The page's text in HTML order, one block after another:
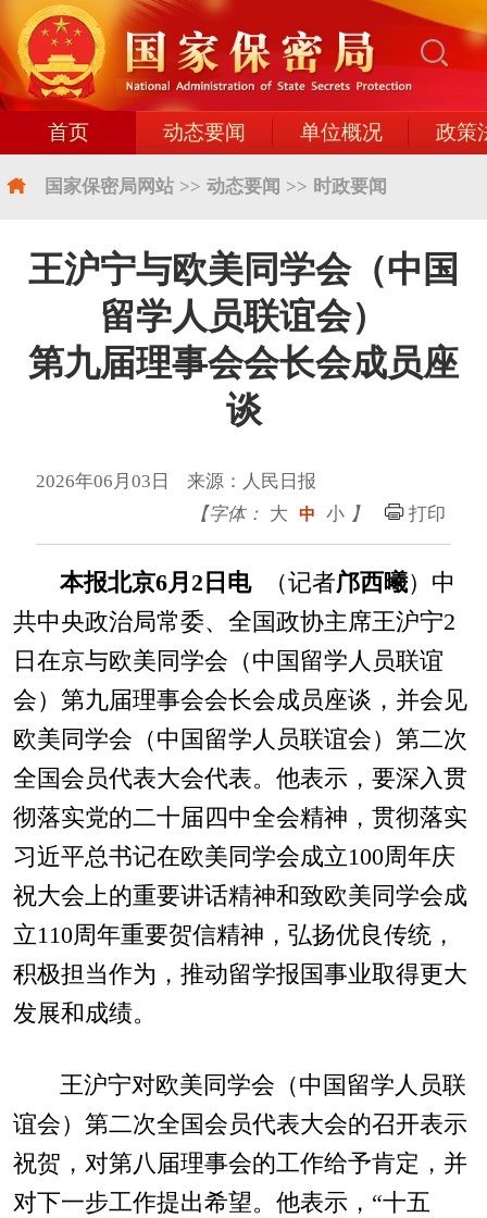
首页 动态要闻 单位概况 政策
国家保密局网站 >> 动态要闻 >> 时政要闻
王沪宁与欧美同学会（中国
留学人员联谊会）
第九届理事会会长会成员座
谈
2026年06月03日 来源：人民日报
【字体： 大 中 小 】 打印
本报北京6月2日电（记者邝西曦）中
共中央政治局常委、全国政协主席王沪宁2
日在京与欧美同学会（中国留学人员联谊
会）第九届理事会会长会成员座谈，并会见
欧美同学会（中国留学人员联谊会）第二次
全国会员代表大会代表。他表示，要深入贯
彻落实党的二十届四中全会精神，贯彻落实
习近平总书记在欧美同学会成立100周年庆
祝大会上的重要讲话精神和致欧美同学会成
立110周年重要贺信精神，弘扬优良传统，
积极担当作为，推动留学报国事业取得更大
发展和成绩。
王沪宁对欧美同学会（中国留学人员联
谊会）第二次全国会员代表大会的召开表示
祝贺，对第八届理事会的工作给予肯定，并
对下一步工作提出希望。他表示，“十五